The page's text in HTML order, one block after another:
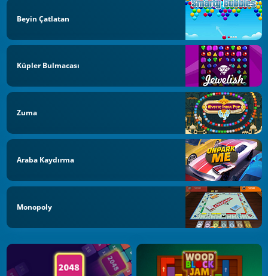
Beyin Çatlatan
Küpler Bulmacası
Zuma
Araba Kaydırma
Monopoly